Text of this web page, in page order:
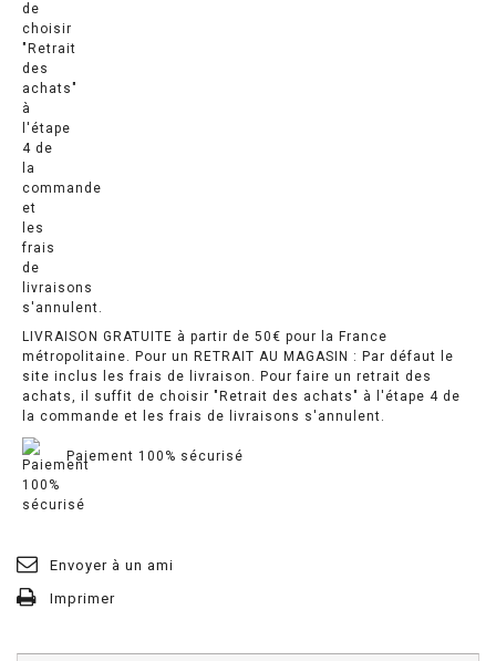
LIVRAISON GRATUITE à partir de 50€ pour la France
métropolitaine. Pour un RETRAIT AU MAGASIN : Par défaut le
site inclus les frais de livraison. Pour faire un retrait des
achats, il suffit de choisir "Retrait des achats" à l'étape 4 de
la commande et les frais de livraisons s'annulent.
Paiement 100% sécurisé
Envoyer à un ami
Imprimer